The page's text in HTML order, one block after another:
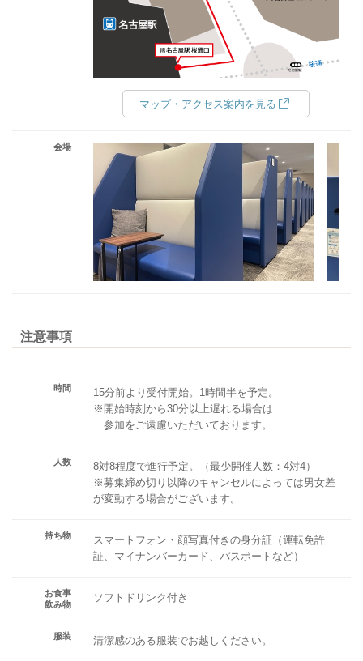
マップ・アクセス案内を見る
会場
注意事項
時間
15分前より受付開始。1時間半を予定。
※開始時刻から30分以上遅れる場合は
参加をご遠慮いただいております。
人数
8対8程度で進行予定。（最少開催人数：4対4）
※募集締め切り以降のキャンセルによっては男女差
が変動する場合がございます。
持ち物
スマートフォン・顔写真付きの身分証（運転免許
証、マイナンバーカード、パスポートなど）
お食事
飲み物
ソフトドリンク付き
服装 清潔感のある服装でお越しください。